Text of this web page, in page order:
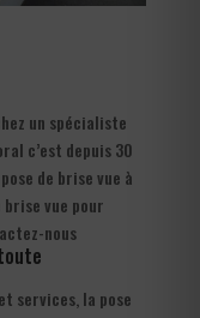
un spécialiste
c’est depuis 30
de brise vue à
vue pour
nous
services, la pose